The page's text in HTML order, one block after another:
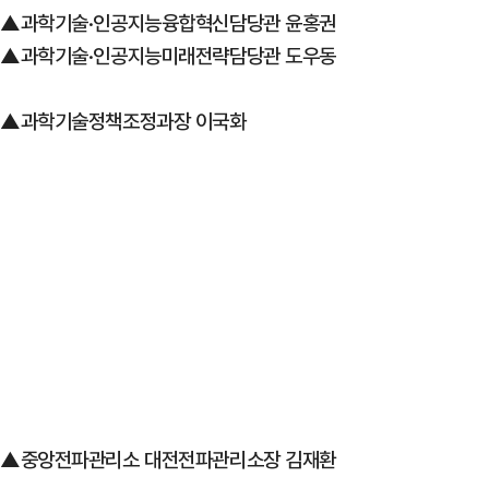
▲과학기술·인공지능융합혁신담당관 윤홍권
▲과학기술·인공지능미래전략담당관 도우동
▲과학기술정책조정과장 이국화
▲중앙전파관리소 대전전파관리소장 김재환